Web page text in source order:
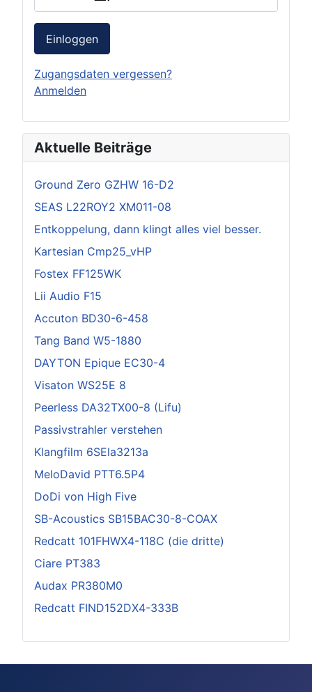
Einloggen
Zugangsdaten vergessen?
Anmelden
Aktuelle Beiträge
Ground Zero GZHW 16-D2
SEAS L22ROY2 XM011-08
Entkoppelung, dann klingt alles viel besser.
Kartesian Cmp25_vHP
Fostex FF125WK
Lii Audio F15
Accuton BD30-6-458
Tang Band W5-1880
DAYTON Epique EC30-4
Visaton WS25E 8
Peerless DA32TX00-8 (Lifu)
Passivstrahler verstehen
Klangfilm 6SEla3213a
MeloDavid PTT6.5P4
DoDi von High Five
SB-Acoustics SB15BAC30-8-COAX
Redcatt 101FHWX4-118C (die dritte)
Ciare PT383
Audax PR380M0
Redcatt FIND152DX4-333B